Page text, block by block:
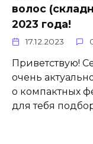
волос
2023 года!
17.12.2023
Приветствую!
очень
о компактных
для тебя